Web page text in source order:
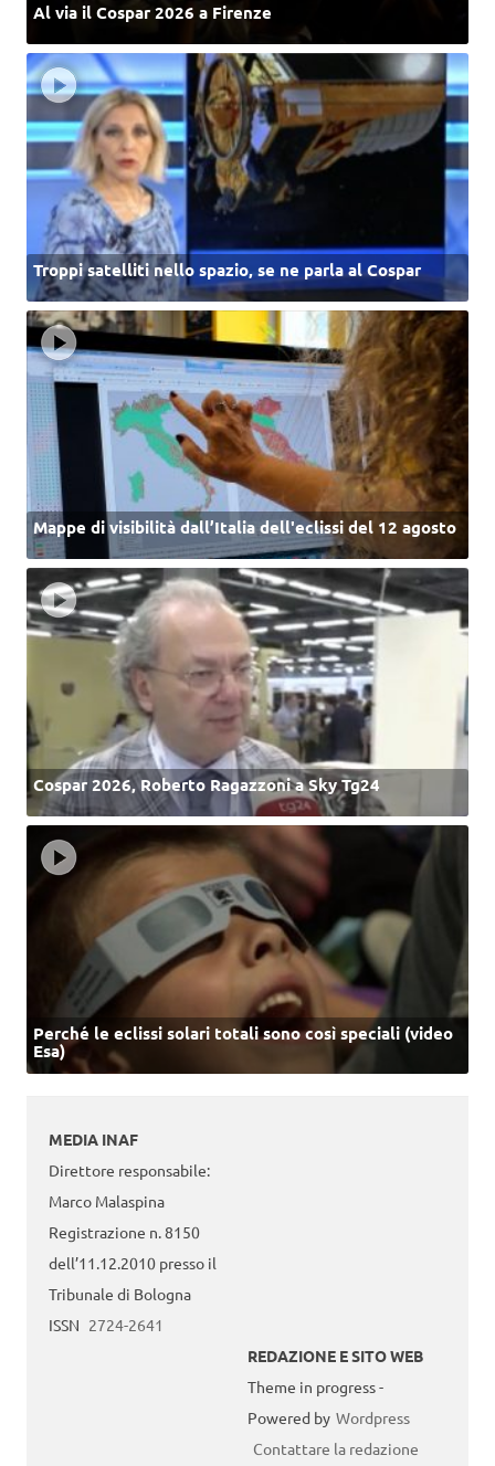
Al via il Cospar 2026 a Firenze
Troppi satelliti nello spazio, se ne parla al Cospar
Mappe di visibilità dall’Italia dell'eclissi del 12 agosto
Cospar 2026, Roberto Ragazzoni a Sky Tg24
Perché le eclissi solari totali sono così speciali (video
Esa)
MEDIA INAF
Direttore responsabile:
Marco Malaspina
Registrazione n. 8150
dell’11.12.2010 presso il
Tribunale di Bologna
ISSN 2724-2641
REDAZIONE E SITO WEB
Theme in progress -
Powered by Wordpress
Contattare la redazione